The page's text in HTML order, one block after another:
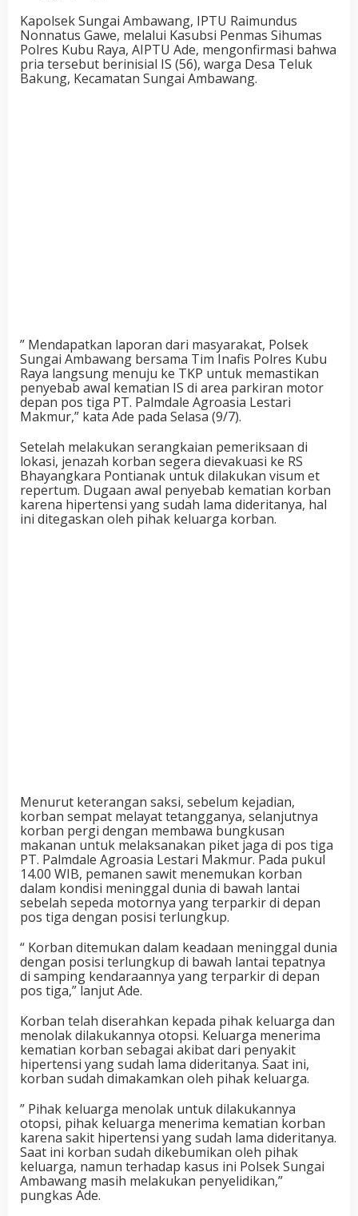
Kapolsek Sungai Ambawang, IPTU Raimundus
Nonnatus Gawe, melalui Kasubsi Penmas Sihumas
Polres Kubu Raya, AIPTU Ade, mengonfirmasi bahwa
pria tersebut berinisial IS (56), warga Desa Teluk
Bakung, Kecamatan Sungai Ambawang.
” Mendapatkan laporan dari masyarakat, Polsek
Sungai Ambawang bersama Tim Inafis Polres Kubu
Raya langsung menuju ke TKP untuk memastikan
penyebab awal kematian IS di area parkiran motor
depan pos tiga PT. Palmdale Agroasia Lestari
Makmur,” kata Ade pada Selasa (9/7).
Setelah melakukan serangkaian pemeriksaan di
lokasi, jenazah korban segera dievakuasi ke RS
Bhayangkara Pontianak untuk dilakukan visum et
repertum. Dugaan awal penyebab kematian korban
karena hipertensi yang sudah lama dideritanya, hal
ini ditegaskan oleh pihak keluarga korban.
Menurut keterangan saksi, sebelum kejadian,
korban sempat melayat tetangganya, selanjutnya
korban pergi dengan membawa bungkusan
makanan untuk melaksanakan piket jaga di pos tiga
PT. Palmdale Agroasia Lestari Makmur. Pada pukul
14.00 WIB, pemanen sawit menemukan korban
dalam kondisi meninggal dunia di bawah lantai
sebelah sepeda motornya yang terparkir di depan
pos tiga dengan posisi terlungkup.
“ Korban ditemukan dalam keadaan meninggal dunia
dengan posisi terlungkup di bawah lantai tepatnya
di samping kendaraannya yang terparkir di depan
pos tiga,” lanjut Ade.
Korban telah diserahkan kepada pihak keluarga dan
menolak dilakukannya otopsi. Keluarga menerima
kematian korban sebagai akibat dari penyakit
hipertensi yang sudah lama dideritanya. Saat ini,
korban sudah dimakamkan oleh pihak keluarga.
” Pihak keluarga menolak untuk dilakukannya
otopsi, pihak keluarga menerima kematian korban
karena sakit hipertensi yang sudah lama dideritanya.
Saat ini korban sudah dikebumikan oleh pihak
keluarga, namun terhadap kasus ini Polsek Sungai
Ambawang masih melakukan penyelidikan,”
pungkas Ade.